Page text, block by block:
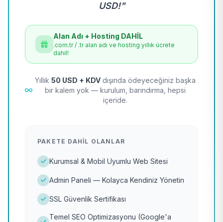
USD!"
Alan Adı + Hosting DAHİL
.com.tr / .tr alan adı ve hosting yıllık ücrete
dahil!
Yıllık 50 USD + KDV dışında ödeyeceğiniz başka
bir kalem yok — kurulum, barındırma, hepsi
içeride.
PAKETE DAHIL OLANLAR
Kurumsal & Mobil Uyumlu Web Sitesi
Admin Paneli — Kolayca Kendiniz Yönetin
SSL Güvenlik Sertifikası
Temel SEO Optimizasyonu (Google'a